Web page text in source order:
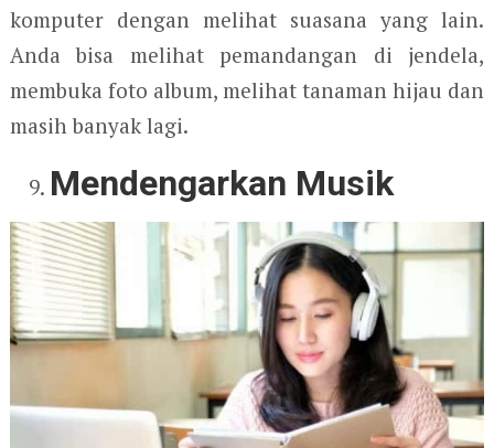
komputer dengan melihat suasana yang lain.
Anda bisa melihat pemandangan di jendela,
membuka foto album, melihat tanaman hijau dan
masih banyak lagi.
Mendengarkan Musik